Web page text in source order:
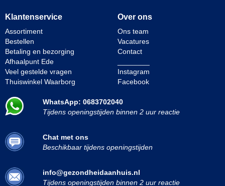
Klantenservice
Assortiment
Bestellen
Betaling en bezorging
Afhaalpunt Ede
Veel gestelde vragen
Thuiswinkel Waarborg
Over ons
Ons team
Vacatures
Contact
Instagram
Facebook
WhatsApp: 0683702040
Tijdens openingstijden binnen 2 uur reactie
Chat met ons
Beschikbaar tijdens openingstijden
info@gezondheidaanhuis.nl
Tijdens openingstijden binnen 2 uur reactie